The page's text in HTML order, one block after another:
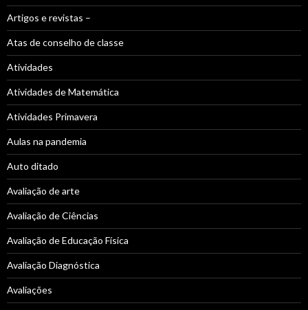
Artigos e revistas –
Atas de conselho de classe
Atividades
Atividades de Matemática
Atividades Primavera
Aulas na pandemia
Auto ditado
Avaliação de arte
Avaliação de Ciências
Avaliação de Educação Física
Avaliação Diagnóstica
Avaliações